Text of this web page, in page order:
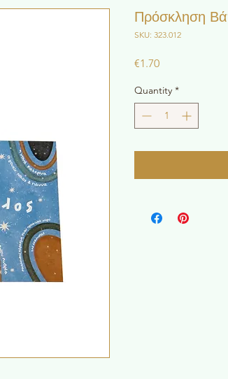
Πρόσκληση
SKU: 323.012
€1.70Price
Quantity *